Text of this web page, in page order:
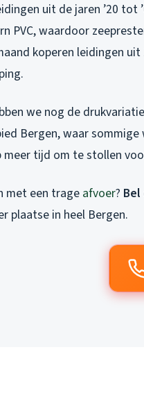
uit de jaren ’20 tot
PVC, waardoor
koperen leidingen
we nog de
Bergen, waar
meer tijd om te stollen
met een trage afvoer? Bel
plaatse in heel Bergen.